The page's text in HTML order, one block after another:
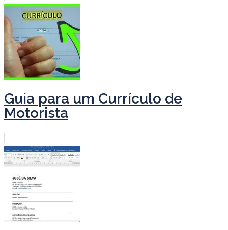
Guia para um Currículo de
Motorista